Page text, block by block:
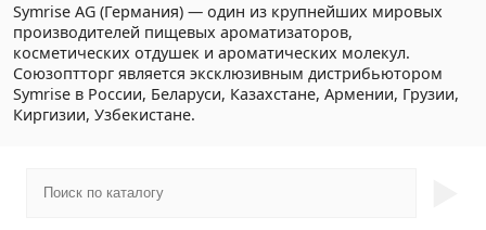
Symrise AG (Германия) — один из крупнейших мировых
производителей пищевых ароматизаторов,
косметических отдушек и ароматических молекул.
Союзоптторг является эксклюзивным дистрибьютором
Symrise в России, Беларуси, Казахстане, Армении, Грузии,
Киргизии, Узбекистане.